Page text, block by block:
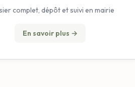
complet, dépôt et suivi en mairie
En savoir plus →